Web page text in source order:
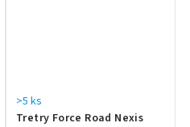
Tretry Force Road Nexis
>5 ks